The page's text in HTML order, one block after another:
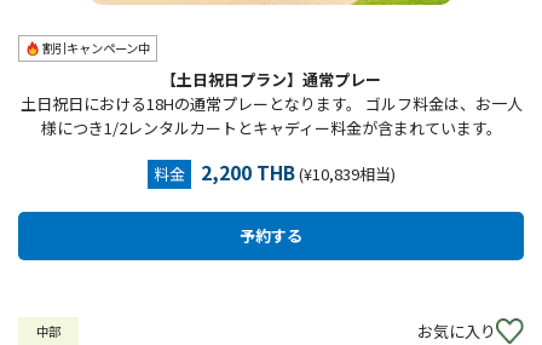
割引キャンペーン中
【土日祝日プラン】通常プレー
土日祝日における18Hの通常プレーとなります。 ゴルフ料金は、お一人
様につき1/2レンタルカートとキャディー料金が含まれています。
料金
2,200 THB(¥10,839相当)
中部 お気に入り